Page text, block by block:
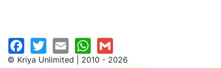
© Kriya Unlimited | 2010 - 2026